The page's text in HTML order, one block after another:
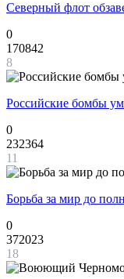
Северный флот
0
170842
8
Российские бомбы
0
232364
11
Борьба за мир до
0
372023
18